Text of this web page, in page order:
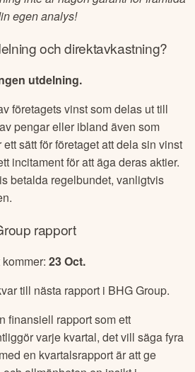
egen analys!
och direktavkastning?
utdelning.
företagets vinst som delas ut till
pengar eller ibland även som
sätt för företaget att dela sin vinst
incitament för att äga deras aktier.
betalda regelbundet, vanligtvis
rapport
kommer:23 Oct.
till nästa rapport i BHG Group.
finansiell rapport som ett
varje kvartal, det vill säga fyra
en kvartalsrapport är att ge